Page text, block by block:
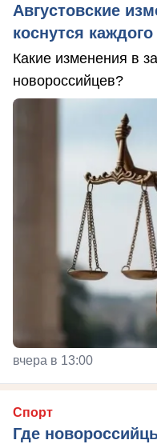
Августовские
коснутся
Какие изменения в
новороссийцев?
вчера в 13:00
Спорт
Где